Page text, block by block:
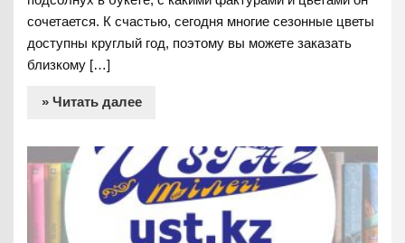
сочетается. К счастью, сегодня многие сезонные цветы
доступны круглый год, поэтому вы можете заказать
близкому […]
» Читать далее